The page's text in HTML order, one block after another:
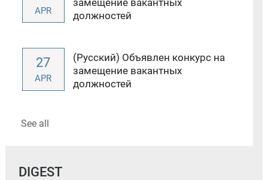
APR
должностей
27
APR
(Русский) Объявлен конкурс на
замещение вакантных
должностей
See all
DIGEST